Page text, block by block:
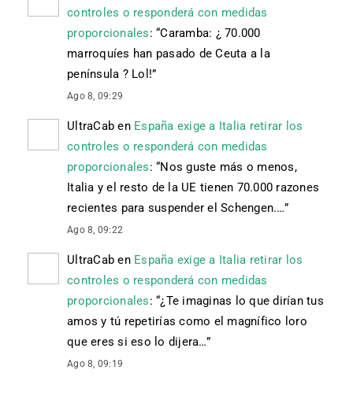
controles o responderá con medidas
proporcionales: “Caramba: ¿ 70.000
marroquíes han pasado de Ceuta a la
península ? Lol!”
Ago 8, 09:29
UltraCab en España exige a Italia retirar los
controles o responderá con medidas
proporcionales: “Nos guste más o menos,
Italia y el resto de la UE tienen 70.000 razones
recientes para suspender el Schengen.…”
Ago 8, 09:22
UltraCab en España exige a Italia retirar los
controles o responderá con medidas
proporcionales: “¿Te imaginas lo que dirían tus
amos y tú repetirías como el magnífico loro
que eres si eso lo dijera…”
Ago 8, 09:19